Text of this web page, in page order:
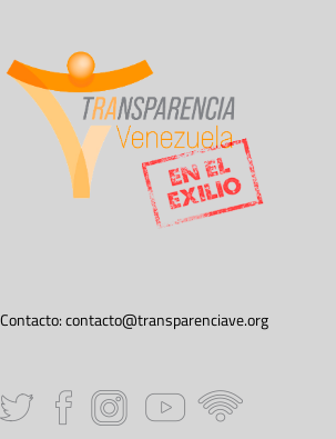
Contacto:contacto@transparenciave.org